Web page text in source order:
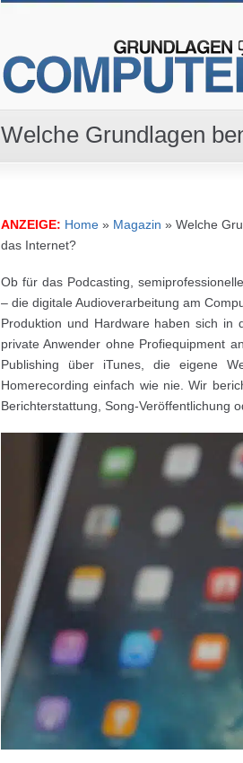
Welche Grundlagen
ANZEIGE: Home » Magazin » Welche
das Internet?
Ob für das Podcasting,
– die digitale Audioverarbeitung am
Produktion und Hardware haben sich in
private Anwender ohne Profiequipment
Publishing über iTunes, die eigene
Homerecording einfach wie nie. Wir
Berichterstattung, Song-Veröffentlichung